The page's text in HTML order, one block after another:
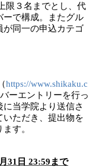
限３名までとし、代
ーで構成。またグル
が同一の申込カテゴ
https://www.shikaku.c
ーエントリーを行っ
当学院より送信さ
ただき、提出物を
す。
31日 23:59まで